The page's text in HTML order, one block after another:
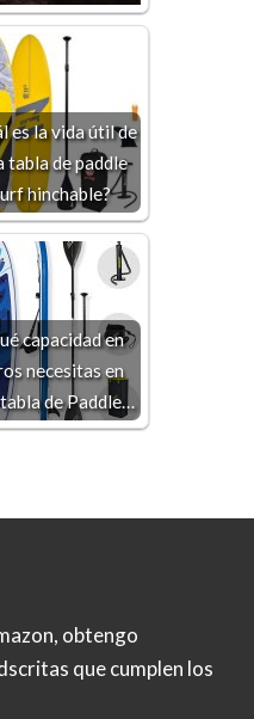
es la vida útil de
tabla de paddle
hinchable?
capacidad en
necesitas en
de Paddle…
obtengo
que cumplen los